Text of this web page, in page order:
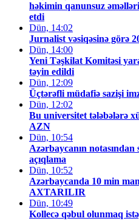
həkimin qanunsuz
etdi
Dün, 14:02
Jurnalist vəsiqəsinə görə
Dün, 14:00
Yeni Təşkilat Komitəsi
təyin edildi
Dün, 12:09
Üçtərəfli müdafiə sazişi
Dün, 12:02
Bu universitet tələbələrə
AZN
Dün, 10:54
Azərbaycanın
açıqlama
Dün, 10:52
Azərbaycanda 10 min
AXTARILIR
Dün, 10:49
Kollecə qəbul olunmaq